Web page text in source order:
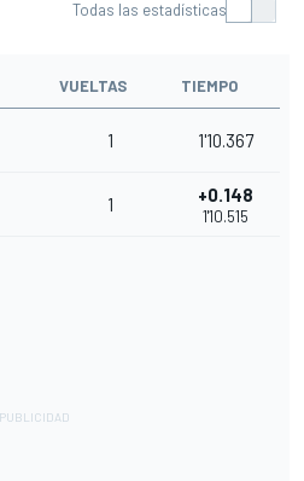
Todas las estadísticas
VUELTAS TIEMPO
1 1'10.367
1 +0.148
1'10.515